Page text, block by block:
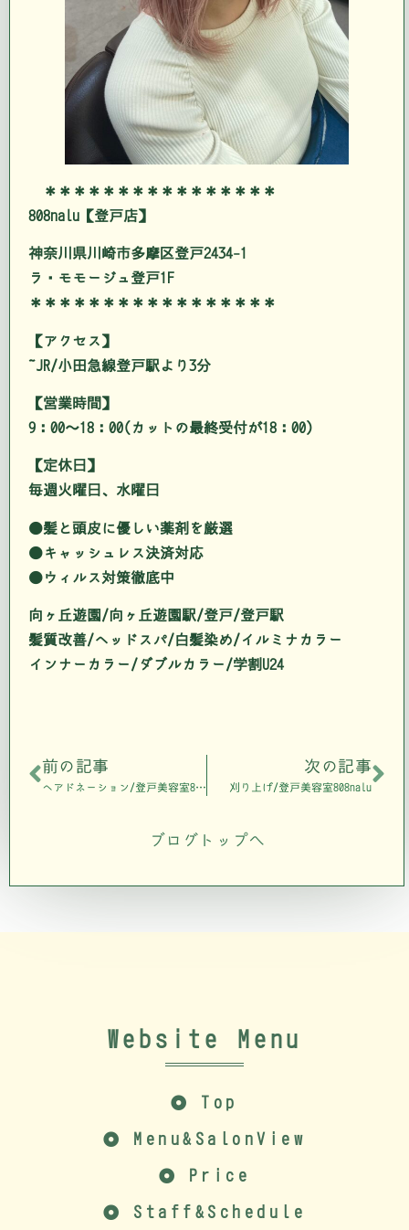
＊＊＊＊＊＊＊＊＊＊＊＊＊＊＊＊
808nalu【登戸店】
神奈川県川崎市多摩区登戸2434-1
ラ・モモージュ登戸1F
＊＊＊＊＊＊＊＊＊＊＊＊＊＊＊＊＊
【アクセス】
JR/小田急線登戸駅より3分
【営業時間】
9：00～18：00(カットの最終受付が18：00)
【定休日】
毎週火曜日、水曜日
●髪と頭皮に優しい薬剤を厳選
●キャッシュレス決済対応
●ウィルス対策徹底中
向ヶ丘遊園/向ヶ丘遊園駅/登戸/登戸駅
髪質改善/ヘッドスパ/白髪染め/イルミナカラー
インナーカラー/ダブルカラー/学割U24
前の記事
ヘアドネーション/登戸美容室808nalu
次の記事
刈り上げ/登戸美容室808nalu
ブログトップへ
Website Menu
Top
Menu&SalonView
Price
Staff&Schedule